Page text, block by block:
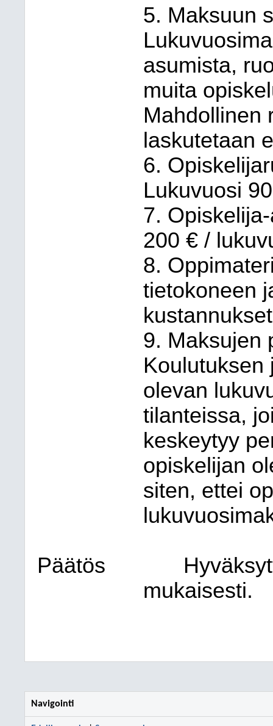
5. Maksuun
asumista,
muita
Mahdollinen
laskutetaan
6.
Lukuvuosi
7.
200 € /
8.
tietokoneen
9. Maksujen
Koulutuksen
olevan
tilanteissa,
keskeytyy
opiskelijan
siten, ettei
Päätös
mukaisesti.
Navigointi